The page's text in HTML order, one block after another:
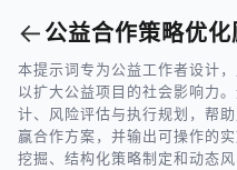
← 公益合作策略优化
本提示词专为公益工作者设计
以扩大公益项目的社会影响力
计、风险评估与执行规划，帮
赢合作方案，并输出可操作的
挖掘、结构化策略制定和动态